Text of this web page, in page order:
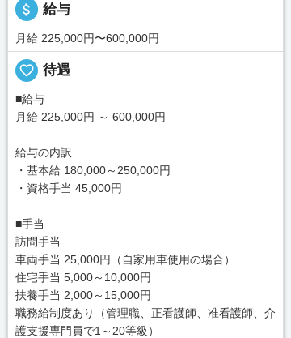
attach_money 給与
月給 225,000円〜600,000円
favorite_border 待遇
■給与
月給 225,000円 ～ 600,000円
給与の内訳
・基本給 180,000～250,000円
・資格手当 45,000円
■手当
訪問手当
車両手当 25,000円（自家用車使用の場合）
住宅手当 5,000～10,000円
扶養手当 2,000～15,000円
職務給制度あり（管理職、正看護師、准看護師、介
護支援専門員で1～20等級）